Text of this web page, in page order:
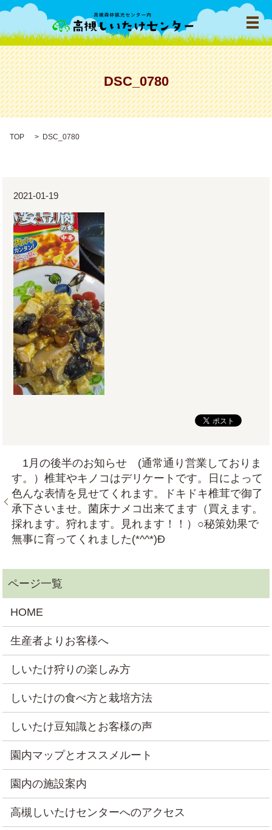
メ
DSC_0780
TOP DSC_0780
2021-01-19
1月の後半のお知らせ (通常通り営業しておりま
す。）椎茸やキノコはデリケートです。日によって
色んな表情を見せてくれます。ドキドキ椎茸で御了
承下さいませ。菌床ナメコ出来てます（買えます。
採れます。狩れます。見れます！！）○秘策効果で
無事に育ってくれました(*^^*)Ð
HOME
生産者よりお客様へ
しいたけ狩りの楽しみ方
しいたけの食べ方と栽培方法
しいたけ豆知識とお客様の声
園内マップとオススメルート
園内の施設案内
高槻しいたけセンターへのアクセス